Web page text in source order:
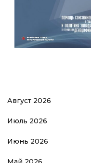
Август 2026
Июль 2026
Июнь 2026